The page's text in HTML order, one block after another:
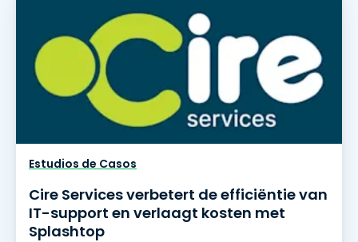
Estudios de Casos
Cire Services verbetert de efficiëntie van
IT-support en verlaagt kosten met
Splashtop